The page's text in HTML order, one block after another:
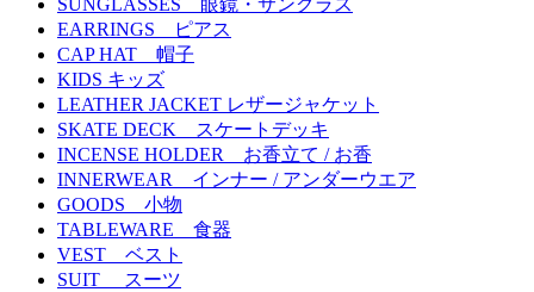
SUNGLASSES 眼鏡・サングラス
EARRINGS ピアス
CAP HAT 帽子
KIDS キッズ
LEATHER JACKET レザージャケット
SKATE DECK スケートデッキ
INCENSE HOLDER お香立て / お香
INNERWEAR インナー / アンダーウエア
GOODS 小物
TABLEWARE 食器
VEST ベスト
SUIT スーツ